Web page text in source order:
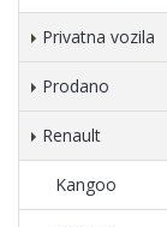
Privatna vozila
Prodano
Renault
Kangoo